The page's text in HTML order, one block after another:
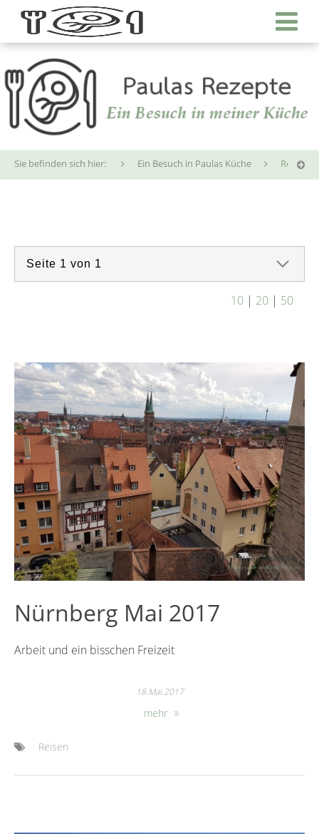
Sie befinden sich hier: Ein Besuch in Paulas Küche Reisen
10 | 20 | 50
Nürnberg Mai 2017
Arbeit und ein bisschen Freizeit
18.Mai.2017
mehr
Reisen